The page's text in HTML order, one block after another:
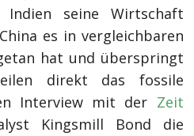
seine Wirtschaft
es in vergleichbaren
hat und überspringt
direkt das fossile
Interview mit der Zeit
Kingsmill Bond die